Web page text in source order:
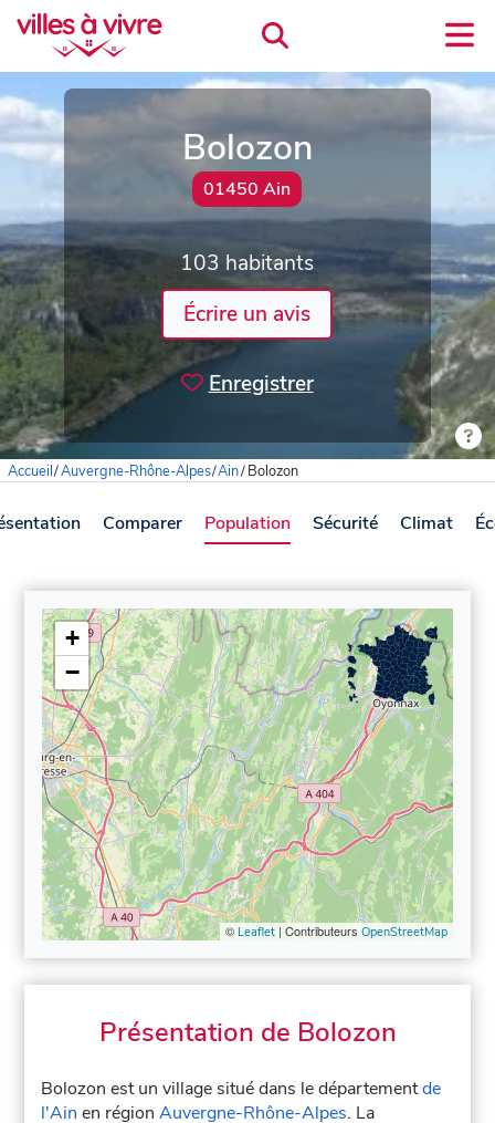
Bolozon
01450 Ain
103 habitants
Écrire un avis
Enregistrer
Accueil/Auvergne-Rhône-Alpes/Ain/Bolozon
Comparer Population Sécurité Climat
+
−
© Leaflet| Contributeurs OpenStreetMap
Présentation de Bolozon
Bolozon est un village situé dans le départementde
l'Ain en régionAuvergne-Rhône-Alpes. La